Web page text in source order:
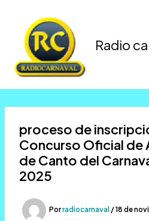
contenido
Radio
proceso de
Concurso Oficial de
de Canto del
2025
Porradiocarnaval /18 de